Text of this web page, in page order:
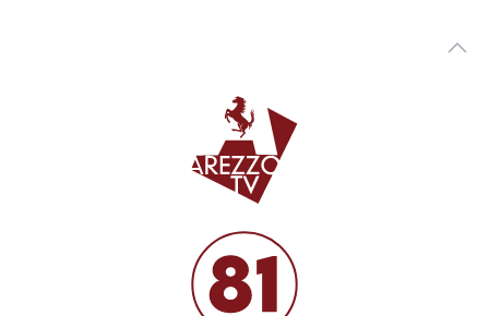
00:09:32 - Martedì, 20 Dicembre 2022
Coffee Time con Marco Sacchetti
00:10:26 - Venerdì, 09 Dicembre 2022
Coffee Time con Francesco Macri
00:09:41 - Mercoledì, 07 Dicembre 2022